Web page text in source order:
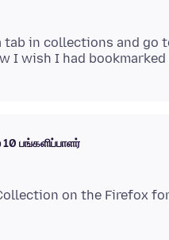
tab in collections and
10 பங்களிப்பாளர்
on the Firefox